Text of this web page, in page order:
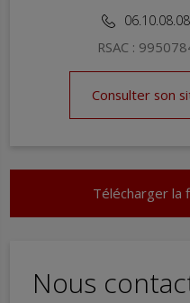
RSAC :
Consulter son
Télécharger la
Nous